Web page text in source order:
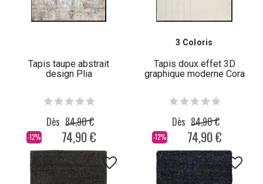
Tapis taupe abstrait
design Plia
-12%
Dès 84,90 €
74,90 €
3 Coloris
Tapis doux effet 3D
graphique moderne Cora
-12%
Dès 84,90 €
74,90 €